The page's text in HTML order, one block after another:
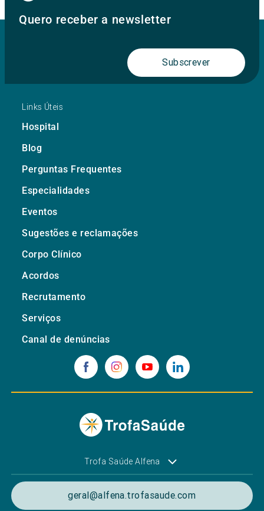
Quero receber a newsletter
Subscrever
Links Úteis
Hospital
Blog
Perguntas Frequentes
Especialidades
Eventos
Sugestões e reclamações
Corpo Clínico
Acordos
Recrutamento
Serviços
Canal de denúncias
Trofa Saúde Alfena
geral@alfena.trofasaude.com